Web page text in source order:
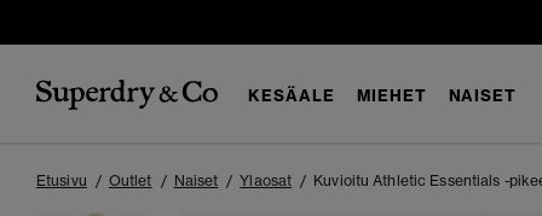
KESÄALE MIEHET NAISET
Etusivu Outlet Naiset Ylaosat Kuvioitu Athletic Essentials -